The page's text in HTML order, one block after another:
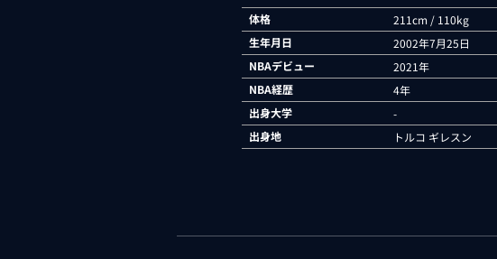
体格
211cm / 110kg
生年月日
2002年7月25日
NBAデビュー
2021年
NBA経歴
4年
出身大学
-
出身地
トルコ ギレスン